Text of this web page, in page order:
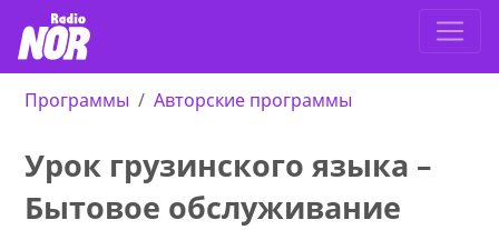
Программы Авторские программы
Урок грузинского языка –
Бытовое обслуживание